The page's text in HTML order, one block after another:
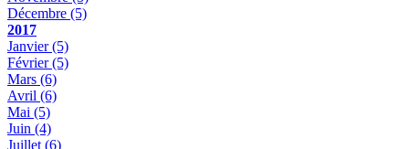
Décembre (5)
2017
Janvier(5)
Février(5)
Mars (6)
Avril (6)
Mai (5)
Juin (4)
Juillet (6)